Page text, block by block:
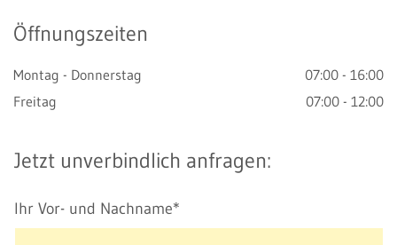
Öffnungszeiten
Montag - Donnerstag
07:00 - 16:00
Freitag
07:00 - 12:00
Jetzt unverbindlich anfragen:
Ihr Vor- und Nachname*